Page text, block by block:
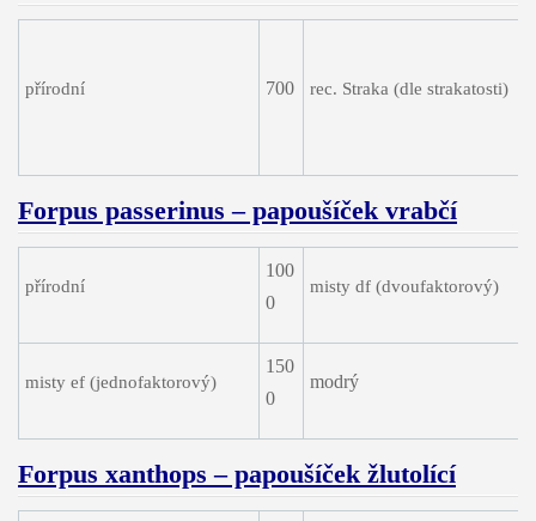
přírodní 700 rec. Straka (dle strakatosti)
Forpus passerinus – papoušíček vrabčí
přírodní
100
0
misty df (dvoufaktorový)
misty ef (jednofaktorový)
150
0
modrý
Forpus xanthops – papoušíček žlutolící